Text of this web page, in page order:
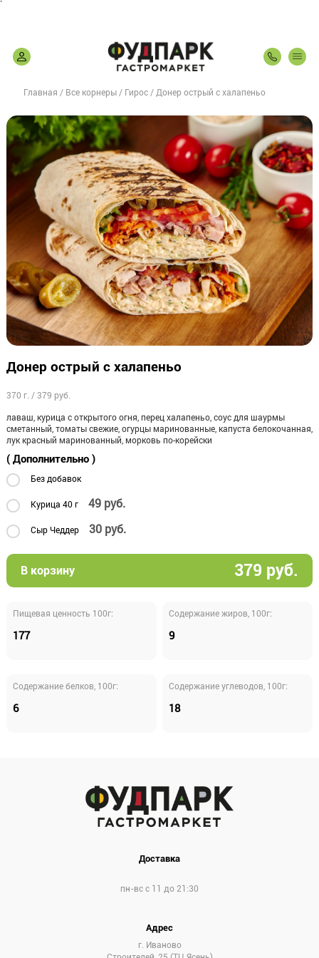
`
Главная Все корнеры Гирос Донер острый с халапеньо
Донер острый с халапеньо
370 г. /379 руб.
лаваш, курица с открытого огня, перец халапеньо, соус для шаурмы
сметанный, томаты свежие, огурцы маринованные, капуста белокочанная,
лук красный маринованный, морковь по-корейски
( Дополнительно )
Без добавок
Курица 40 г 49руб.
Сыр Чеддер 30руб.
В корзину 379 руб.
Пищевая ценность 100г:
177
Содержание жиров, 100г:
9
Cодержание белков, 100г:
6
Содержание углеводов, 100г:
18
Доставка
пн-вс с 11 до 21:30
Адрес
г. Иваново